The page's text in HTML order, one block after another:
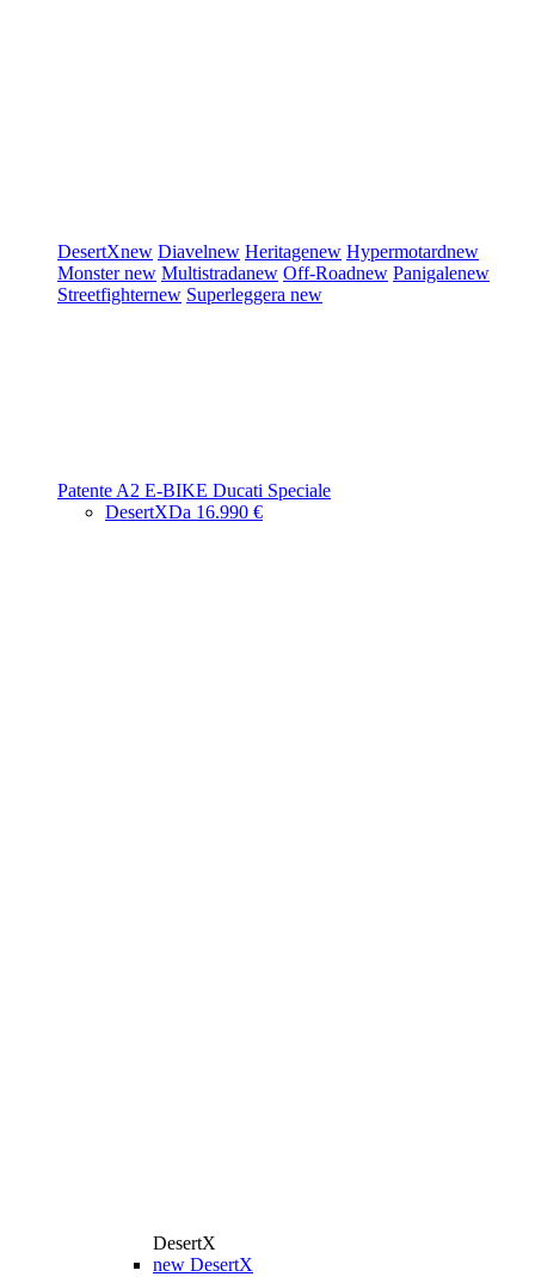
DesertXnew Diavelnew Heritagenew Hypermotardnew
Monsternew Multistradanew Off-Roadnew Panigalenew
Streetfighternew Superleggera new
Patente A2 E-BIKE Ducati Speciale
DesertXDa 16.990 €
DesertX
new DesertX